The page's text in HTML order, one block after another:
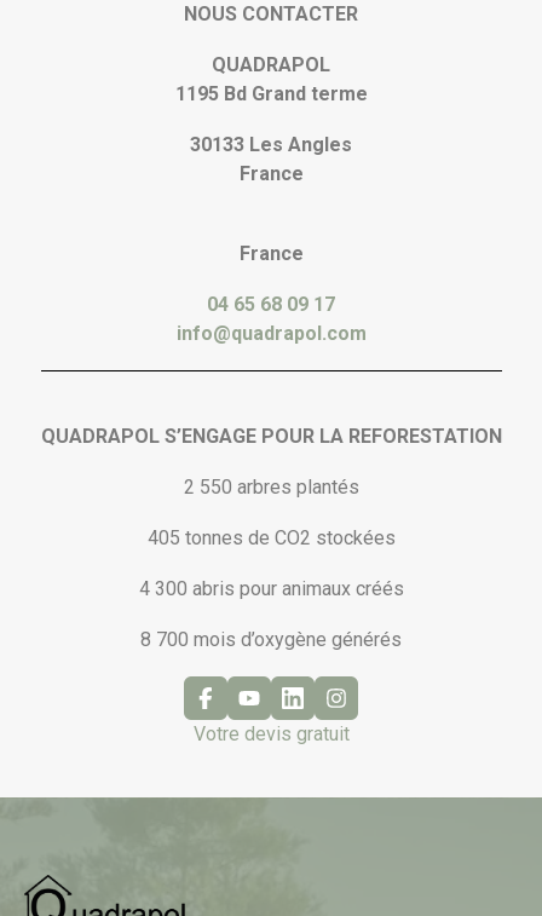
NOUS CONTACTER
QUADRAPOL
1195 Bd Grand terme
30133 Les Angles
France
France
04 65 68 09 17
info@quadrapol.com
QUADRAPOL S’ENGAGE POUR LA REFORESTATION
2 550 arbres plantés
405 tonnes de CO2 stockées
4 300 abris pour animaux créés
8 700 mois d’oxygène générés
Votre devis gratuit